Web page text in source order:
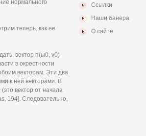
нормального
теперь, как ее
вектор п(ы0, v0)
в окрестности
векторам. Эти два
к ней векторами. В
вектор от начала
194]. Следовательно,
Ссылки
Наши банера
О сайте